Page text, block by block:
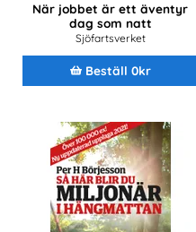
När jobbet är ett äventyr
dag som natt
Sjöfartsverket
Beställ 0kr